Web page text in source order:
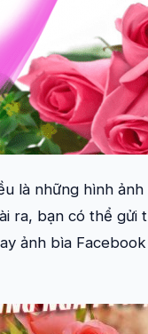
là những hình
ra, bạn có thể gửi
ảnh bìa